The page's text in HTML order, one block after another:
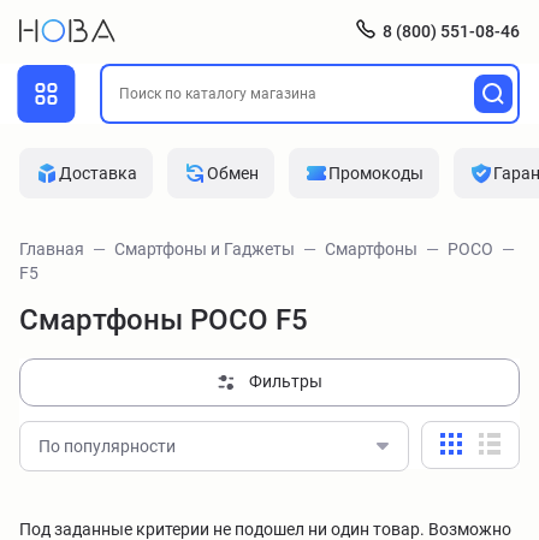
8 (800) 551-08-46
Доставка Обмен Промокоды
Главная Смартфоны и Гаджеты Смартфоны
POCO
F5
Смартфоны POCO F5
Фильтры
По популярности
Под заданные критерии не подошел ни один товар. Возможно